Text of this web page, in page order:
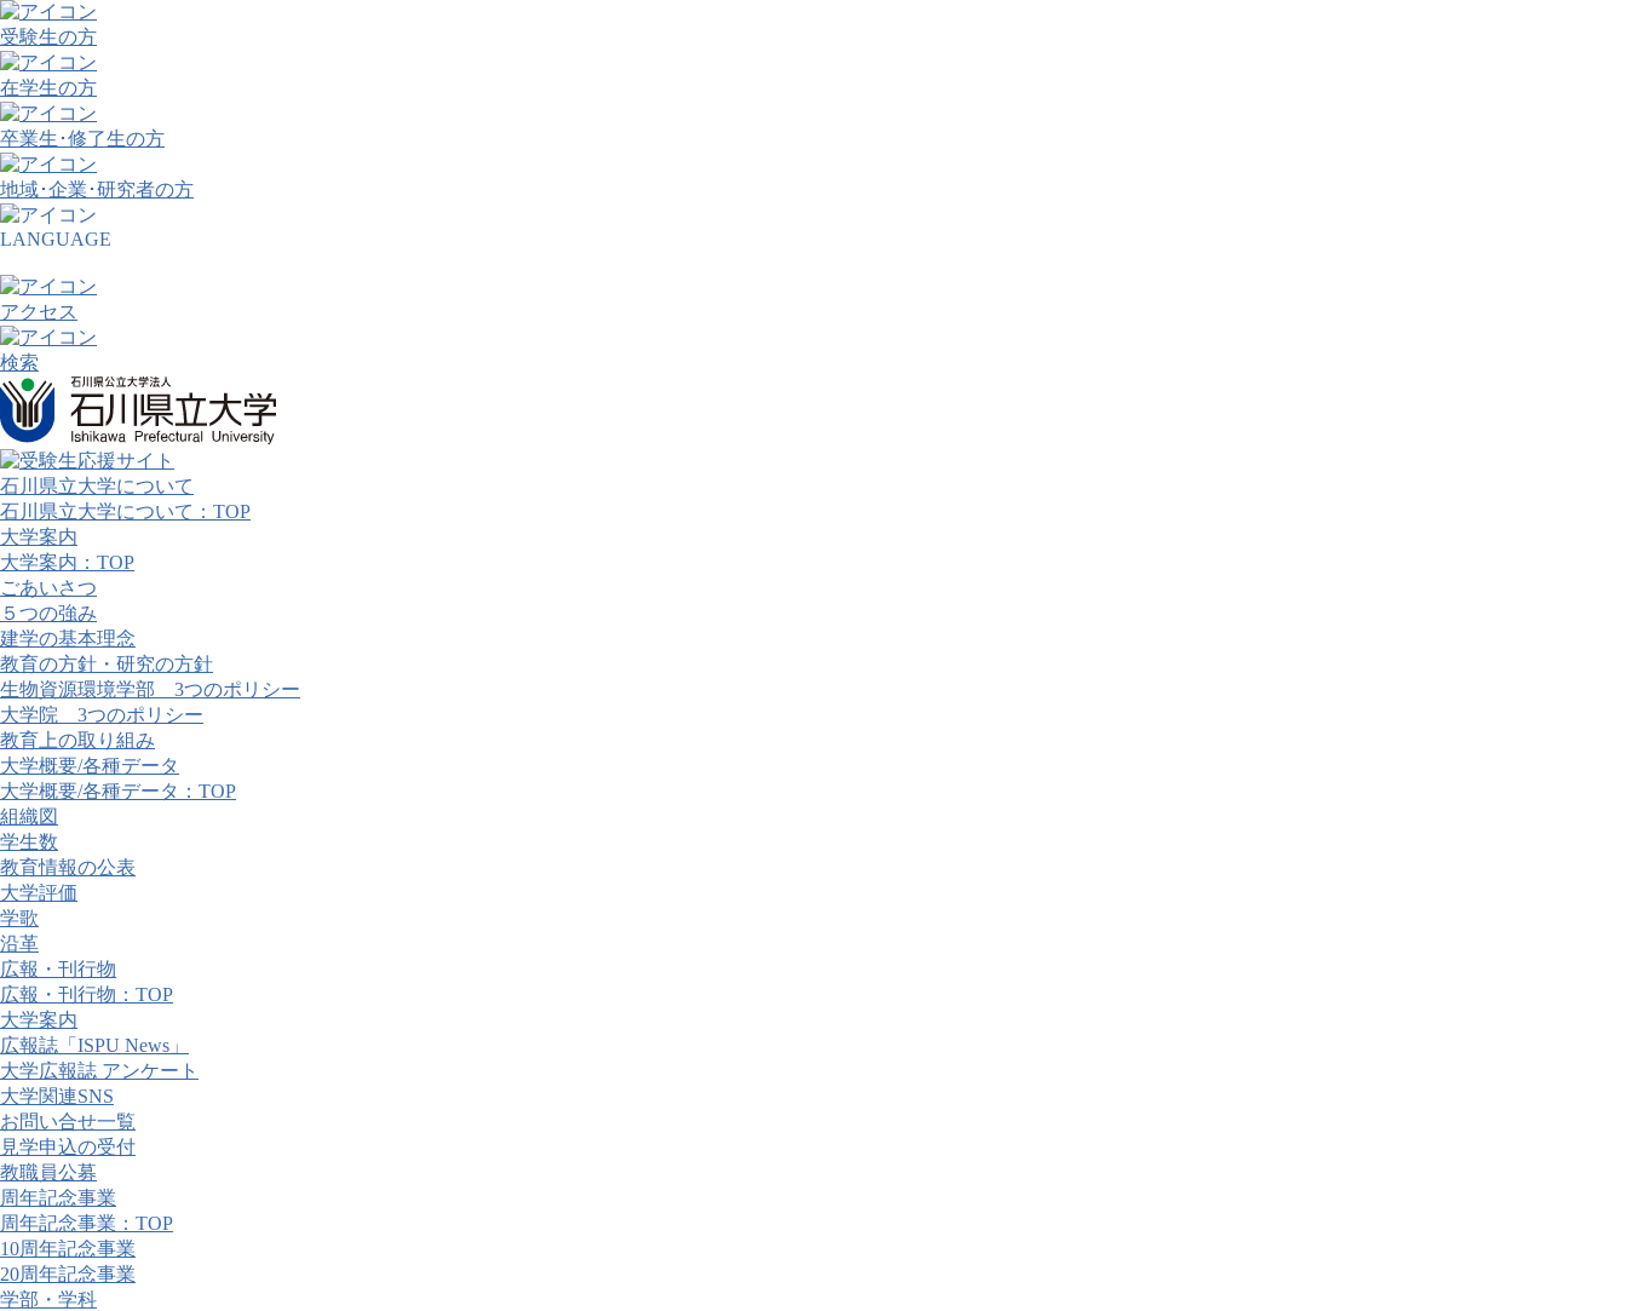
受験生の方
在学生の方
卒業生･修了生の方
地域･企業･研究者の方
LANGUAGE
アクセス
検索
石川県立大学について
石川県立大学について：TOP
大学案内
大学案内：TOP
ごあいさつ
５つの強み
建学の基本理念
教育の方針・研究の方針
生物資源環境学部 3つのポリシー
大学院 3つのポリシー
教育上の取り組み
大学概要/各種データ
大学概要/各種データ：TOP
組織図
学生数
教育情報の公表
大学評価
学歌
沿革
広報・刊行物
広報・刊行物：TOP
大学案内
広報誌「ISPU News」
大学広報誌 アンケート
大学関連SNS
お問い合せ一覧
見学申込の受付
教職員公募
周年記念事業
周年記念事業：TOP
10周年記念事業
20周年記念事業
学部・学科